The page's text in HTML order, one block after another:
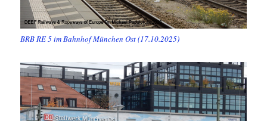
BRB RE 5 im Bahnhof München Ost (17.10.2025)